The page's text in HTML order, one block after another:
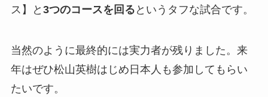
ス】と 3つのコースを回る というタフな試合です。
当然のように最終的には実力者が残りました。来
年はぜひ松山英樹はじめ日本人も参加してもらい
たいです。